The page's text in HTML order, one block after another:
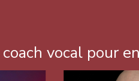
vocal pour